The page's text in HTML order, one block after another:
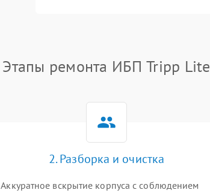
Этапы ремонта ИБП Tripp Lite
2. Разборка и очистка
Аккуратное вскрытие корпуса с соблюдением